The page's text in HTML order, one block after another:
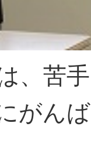
、苦
がん